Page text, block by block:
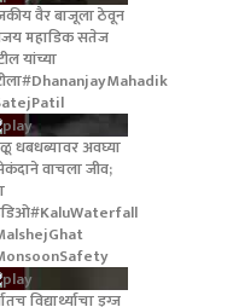
वैर बाजूला ठेवून
महाडिक सतेज
यांच्या
धबधब्यावर अवघ्या
वाचला जीव;
विद्यार्थ्याचा ड्रग्ज